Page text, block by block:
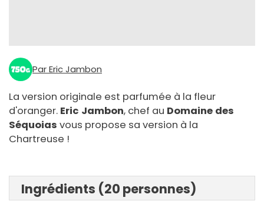
Par Eric Jambon
La version originale est parfumée à la fleur
d'oranger. Eric Jambon, chef au Domaine des
Séquoias vous propose sa version à la
Chartreuse !
Ingrédients (20 personnes)